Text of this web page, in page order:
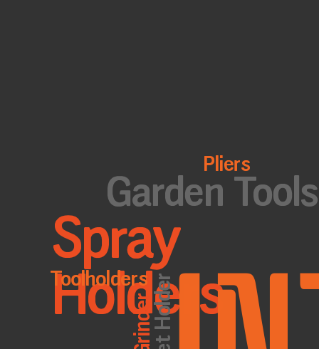
Spray
Holders
Pliers
Toolholders
Garden Tools